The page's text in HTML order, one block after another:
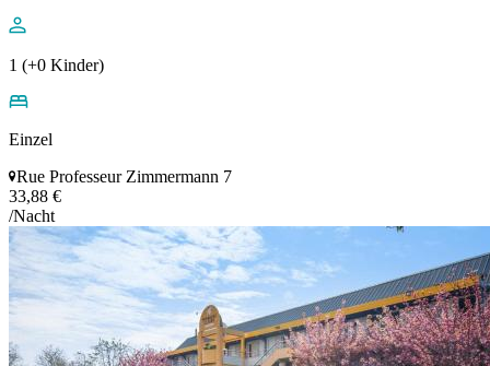
1 (+0 Kinder)
Einzel
Rue Professeur Zimmermann 7
33,88 €
/Nacht